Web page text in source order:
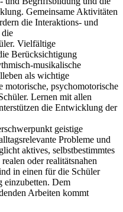
Gemeinsame Aktivitäten
die Interaktions- und
Vielfältige
Berücksichtigung
musikalische
als wichtige
motorische, psychomotorische
Lernen mit allen
die Entwicklung der
geistige
Probleme und
aktives, selbstbestimmtes
oder realitätsnahen
in einen für die Schüler
einzubetten. Dem
Arbeiten kommt